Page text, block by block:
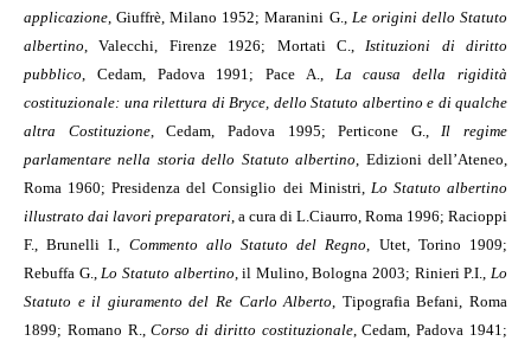
applicazione, Giuffrè, Milano 1952; Maranini G., Le origini dello Statuto
albertino, Valecchi, Firenze 1926; Mortati C.,Istituzioni di diritto
pubblico, Cedam, Padova 1991; Pace A., La causa della rigidità
costituzionale: una rilettura di Bryce, dello Statuto albertino e di qualche
altra Costituzione, Cedam, Padova 1995; Perticone G.,Il regime
parlamentare nella storia dello Statuto albertino, Edizioni dell’Ateneo,
Roma 1960; Presidenza del Consiglio dei Ministri, Lo Statuto albertino
illustrato dai lavori preparatori, a cura di L.Ciaurro, Roma 1996; Racioppi
F., Brunelli I., Commento allo Statuto del Regno, Utet, Torino 1909;
Rebuffa G.,Lo Statuto albertino, il Mulino, Bologna 2003; Rinieri P.I.,Lo
Statuto e il giuramento del Re Carlo Alberto, Tipografia Befani, Roma
1899; Romano R.,Corso di diritto costituzionale, Cedam, Padova 1941;